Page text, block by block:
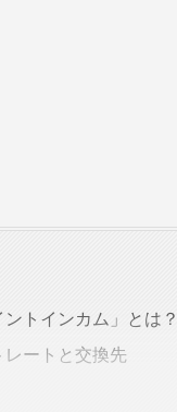
ントインカム」とは？
レートと交換先